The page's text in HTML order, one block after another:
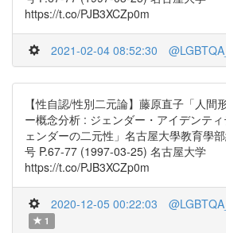
https://t.co/PJB3XCZp0m
2021-02-04 08:52:30
【性自認/性別二元論】藤原直子「人間
ー概念分析 : ジェンダー・アイデンテ
ェンダーの二元性」名古屋大學教育學
号 P.67-77 (1997-03-25) 名古屋大学
https://t.co/PJB3XCZp0m
2020-12-05 00:22:03
1